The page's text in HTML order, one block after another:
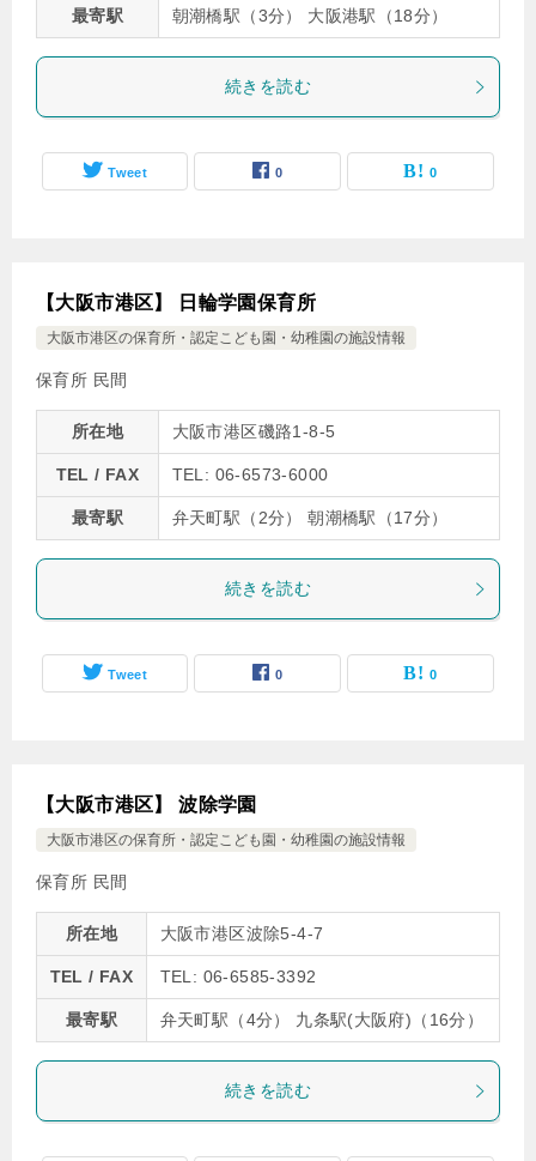
最寄駅 朝潮橋駅（3分） 大阪港駅（18分）
続きを読む
Tweet 0 0
【大阪市港区】 日輪学園保育所
大阪市港区の保育所・認定こども園・幼稚園の施設情報
保育所 民間
所在地 大阪市港区磯路1-8-5
TEL / FAX TEL: 06-6573-6000
最寄駅 弁天町駅（2分） 朝潮橋駅（17分）
続きを読む
Tweet 0 0
【大阪市港区】 波除学園
大阪市港区の保育所・認定こども園・幼稚園の施設情報
保育所 民間
所在地 大阪市港区波除5-4-7
TEL / FAX TEL: 06-6585-3392
最寄駅 弁天町駅（4分） 九条駅(大阪府)（16分）
続きを読む